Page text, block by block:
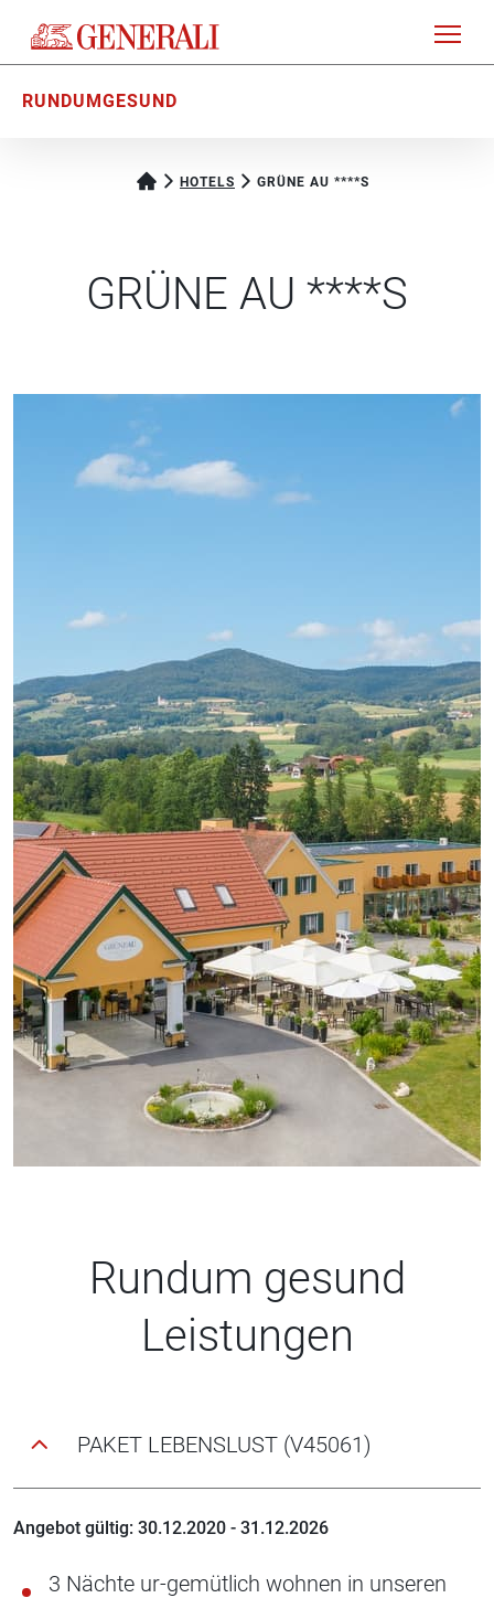
RUNDUMGESUND
HOTELS GRÜNE AU ****S
GRÜNE AU ****S
Rundum gesund
Leistungen
PAKET LEBENSLUST (V45061)
Angebot gültig: 30.12.2020 - 31.12.2026
3 Nächte ur-gemütlich wohnen in unseren